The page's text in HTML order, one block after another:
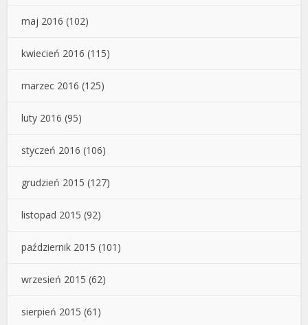
maj 2016 (102)
kwiecień 2016 (115)
marzec 2016 (125)
luty 2016 (95)
styczeń 2016 (106)
grudzień 2015 (127)
listopad 2015 (92)
październik 2015 (101)
wrzesień 2015 (62)
sierpień 2015 (61)